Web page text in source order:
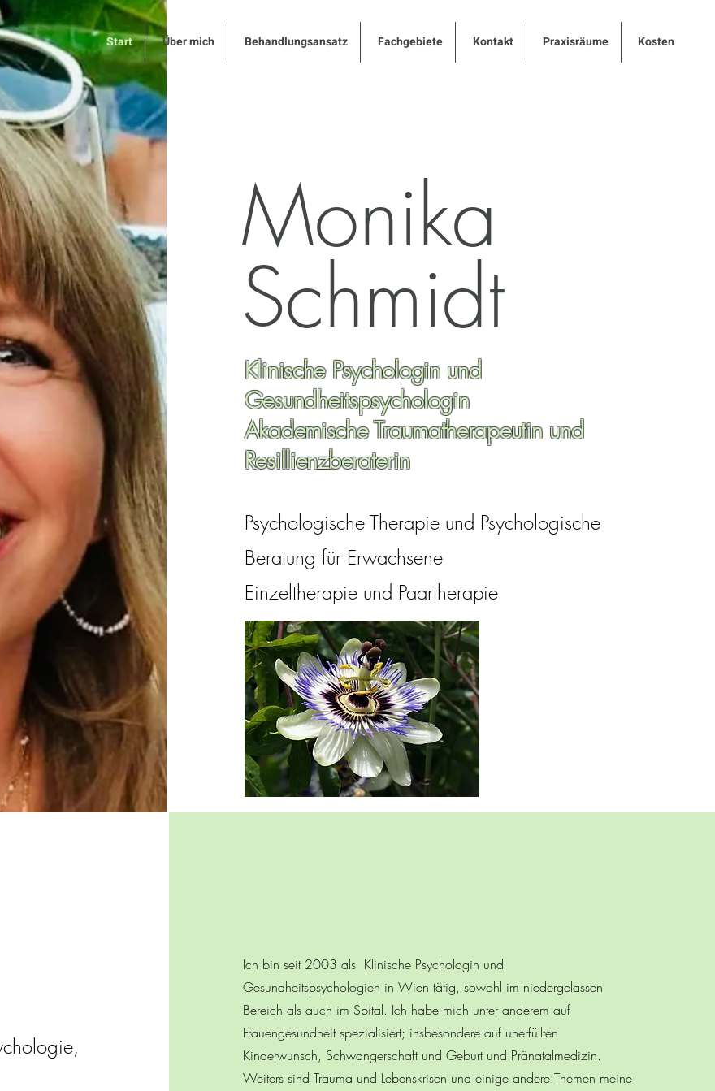
Start Über mich Behandlungsansatz Fachgebiete Kontakt Praxisräume Kosten
Monika
Schmidt
Klinische Psychologin und
Gesundheitspsychologin
Akademische Traumatherapeutin und
Resillienzberaterin
Psychologische Therapie und Psychologische
Beratung für Erwachsene
Einzeltherapie und Paartherapie
Ich bin seit 2003 als Klinische Psychologin und
Gesundheitspsychologien in Wien tätig, sowohl im niedergelassen
Bereich als auch im Spital. Ich habe mich unter anderem auf
Frauengesundheit spezialisiert; insbesondere auf unerfüllten
Kinderwunsch, Schwangerschaft und Geburt und Pränatalmedizin.
Weiters sind Trauma und Lebenskrisen und einige andere Themen meine